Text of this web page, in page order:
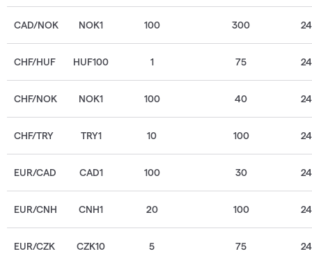
CAD/NOK NOK1 100 300
CHF/HUF HUF100 1 75
CHF/NOK NOK1 100 40
CHF/TRY TRY1 10 100
EUR/CAD CAD1 100 30
EUR/CNH CNH1 20 100
EUR/CZK CZK10 5 75